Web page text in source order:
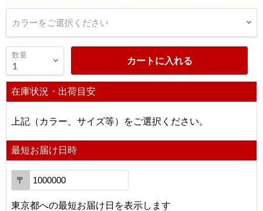
カラーをご選択ください
数量
カートに入れる
在庫状況・出荷目安
上記（カラー、サイズ等）をご選択ください。
最短お届け日時
〒
東京都への最短お届け日を表示します